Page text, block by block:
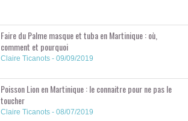
Faire du Palme masque et tuba en Martinique : où,
comment et pourquoi
Claire Ticanots - 09/09/2019
Poisson Lion en Martinique : le connaitre pour ne pas le
toucher
Claire Ticanots - 08/07/2019